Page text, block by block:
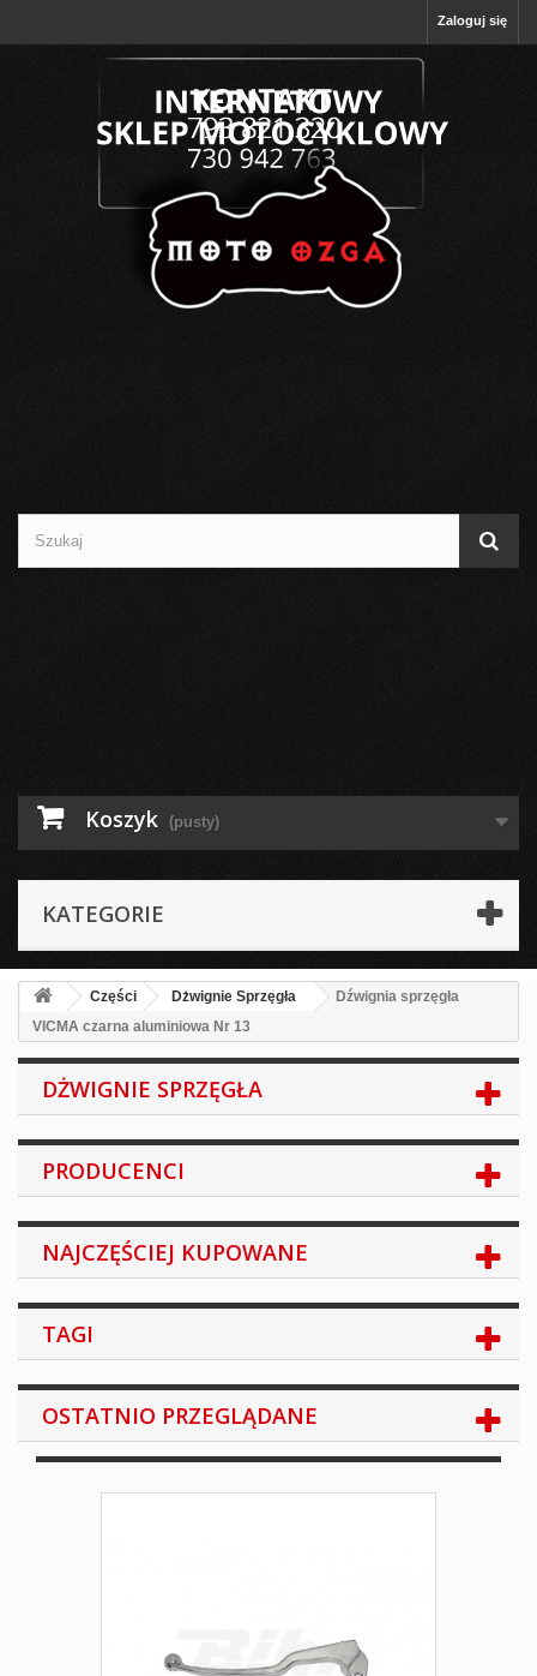
Zaloguj się
Koszyk (pusty)
KATEGORIE
Części Dżwignie Sprzęgła
Dźwignia sprzęgła
VICMA czarna aluminiowa Nr 13
DŻWIGNIE SPRZĘGŁA
PRODUCENCI
NAJCZĘŚCIEJ KUPOWANE
TAGI
OSTATNIO PRZEGLĄDANE